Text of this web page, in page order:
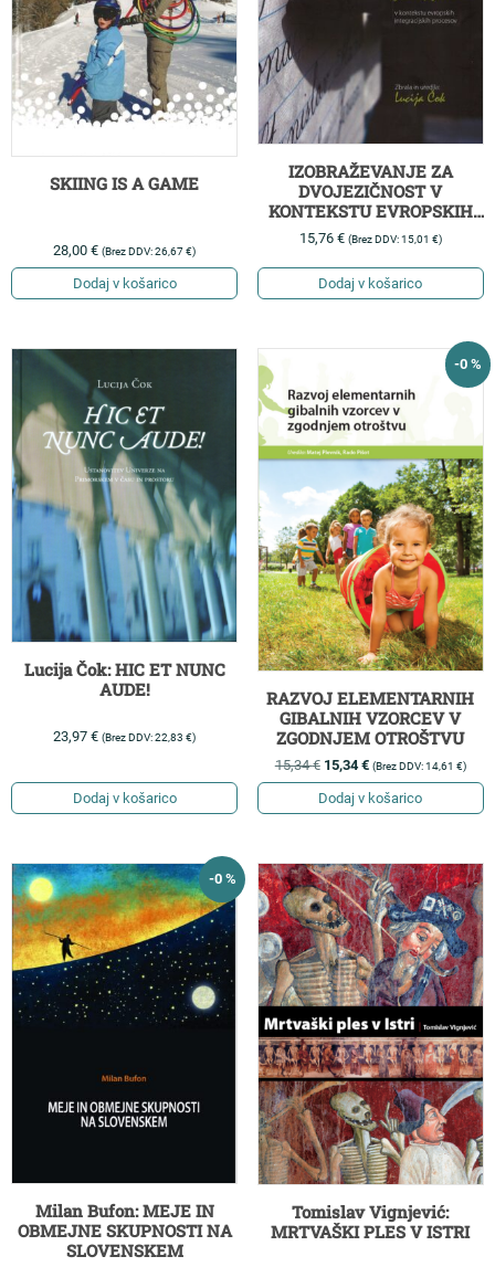
SKIING IS A GAME
28,00€ (Brez DDV:26,67€)
Dodaj v košarico
IZOBRAŽEVANJE ZA
DVOJEZIČNOST V
KONTEKSTU EVROPSKIH
INTEGRACIJSKIH
PROCESOV
15,76 € (Brez DDV:15,01 €)
Dodaj v košarico
Lucija Čok: HIC ET NUNC
AUDE!
23,97€ (Brez DDV:22,83€)
Dodaj v košarico
-0 %
RAZVOJ ELEMENTARNIH
GIBALNIH VZORCEV V
ZGODNJEM OTROŠTVU
15,34€ 15,34€ (Brez DDV:14,61 €)
Dodaj v košarico
-0 %
Milan Bufon: MEJE IN
OBMEJNE SKUPNOSTI NA
SLOVENSKEM
Tomislav Vignjević:
MRTVAŠKI PLES V ISTRI